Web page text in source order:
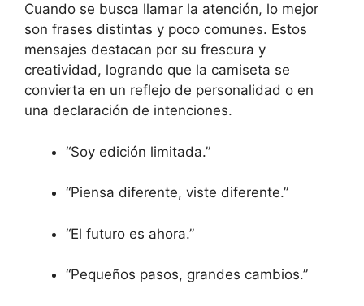
Cuando se busca llamar la atención, lo mejor
son frases distintas y poco comunes. Estos
mensajes destacan por su frescura y
creatividad, logrando que la camiseta se
convierta en un reflejo de personalidad o en
una declaración de intenciones.
“Soy edición limitada.”
“Piensa diferente, viste diferente.”
“El futuro es ahora.”
“Pequeños pasos, grandes cambios.”